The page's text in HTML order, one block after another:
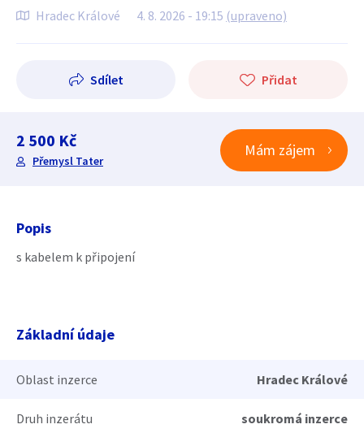
Hradec Králové 4. 8. 2026 - 19:15 (upraveno)
Sdílet Přidat
2 500 Kč
Přemysl Tater
Mám zájem
Popis
s kabelem k připojení
Základní údaje
Oblast inzerce Hradec Králové
Druh inzerátu soukromá inzerce